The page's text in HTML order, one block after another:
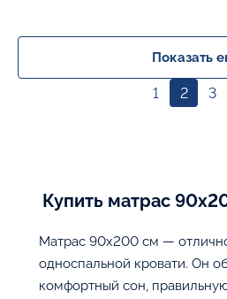
В корзину
Показать
1 2 3
Купить матрас
Матрас 90х200 см —
односпальной кровати. Он
комфортный сон,